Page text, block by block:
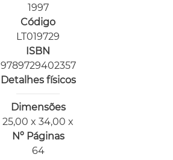
1997
Código
LT019729
ISBN
9789729402357
Detalhes físicos
Dimensões
25,00 x 34,00 x
Nº Páginas
64